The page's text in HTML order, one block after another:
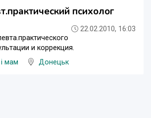
психолог
22.02.2010, 16:03
и коррекция.
мам
Донецьк